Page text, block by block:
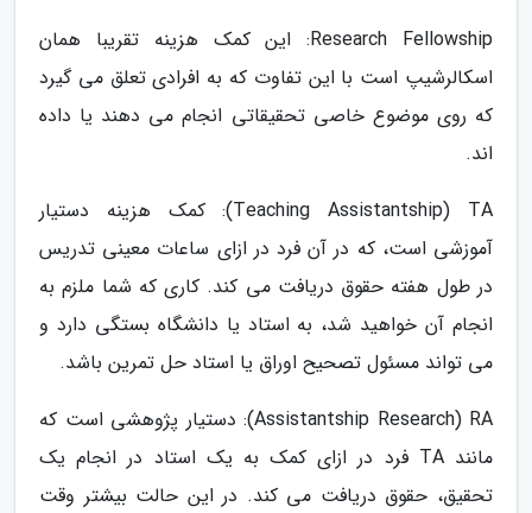
Research Fellowship: این کمک هزینه تقریبا همان
اسکالرشیپ است با این تفاوت که به افرادی تعلق می گیرد
که روی موضوع خاصی تحقیقاتی انجام می دهند یا داده
اند.
Teaching Assistantship) TA): کمک هزینه دستیار
آموزشی است، که در آن فرد در ازای ساعات معینی تدریس
در طول هفته حقوق دریافت می کند. کاری که شما ملزم به
انجام آن خواهید شد، به استاد یا دانشگاه بستگی دارد و
می تواند مسئول تصحیح اوراق یا استاد حل تمرین باشد.
Assistantship Research) RA): دستیار پژوهشی است که
مانند TA فرد در ازای کمک به یک استاد در انجام یک
تحقیق، حقوق دریافت می کند. در این حالت بیشتر وقت